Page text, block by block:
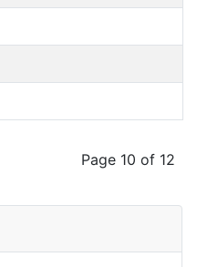
Page 10 of 12